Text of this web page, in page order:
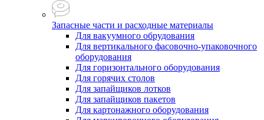
Запасные части и расходные материалы
Для вакуумного обрудования
Для вертикального фасовочно-упаковочного
оборудования
Для горизонтального оборудования
Для горячих столов
Для запайщиков лотков
Для запайщиков пакетов
Для картонажного оборудования